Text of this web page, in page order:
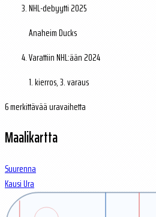
NHL-debyytti2025
Anaheim Ducks
Varattiin NHL:ään2024
1. kierros, 3. varaus
6 merkittävää uravaihetta
Maalikartta
Suurenna
KausiUra